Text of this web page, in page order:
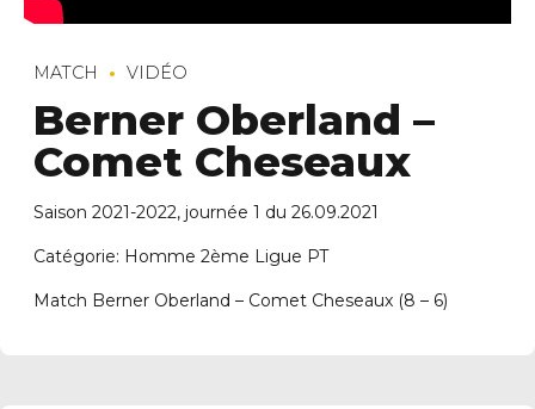
MATCH VIDÉO
Berner Oberland –
Comet Cheseaux
Saison 2021-2022, journée 1 du 26.09.2021
Catégorie: Homme 2ème Ligue PT
Match Berner Oberland – Comet Cheseaux (8 – 6)